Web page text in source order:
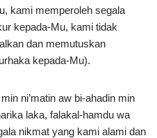
kami memperoleh segala
kepada-Mu, kami tidak
dan memutuskan
kepada-Mu).
ni’matin aw bi-ahadin min
laka, falakal-hamdu wa
nikmat yang kami alami dan